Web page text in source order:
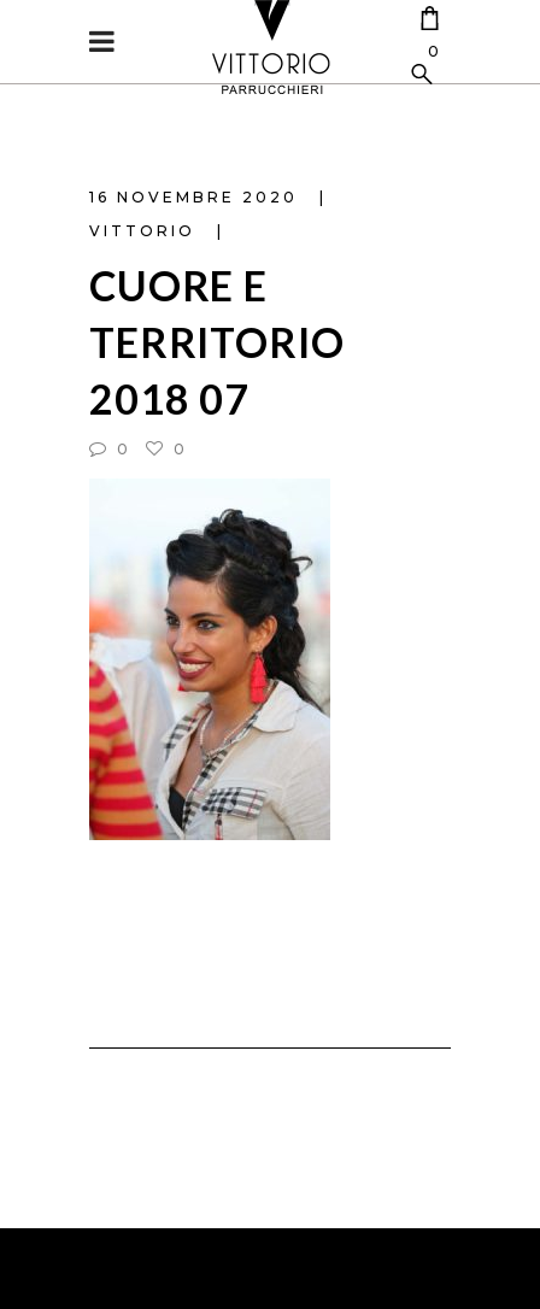
0
16 NOVEMBRE 2020
VITTORIO
CUORE E
TERRITORIO
2018 07
0 0